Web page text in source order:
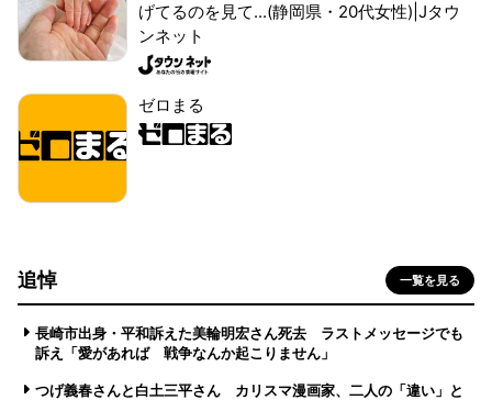
げてるのを見て...(静岡県・20代女性)|Jタウ
ンネット
ゼロまる
追悼 一覧を見る
長崎市出身・平和訴えた美輪明宏さん死去 ラストメッセージでも
訴え「愛があれば 戦争なんか起こりません」
つげ義春さんと白土三平さん カリスマ漫画家、二人の「違い」と